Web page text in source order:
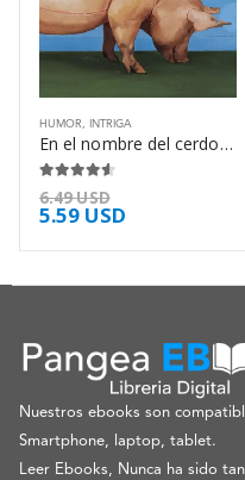
HUMOR , INTRIGA
En el nombre del cerdo – Pablo Tusset
6.49USD
5.59 USD
Nuestros ebooks son
Smartphone, laptop, tablet.
Leer Ebooks, Nunca ha sido